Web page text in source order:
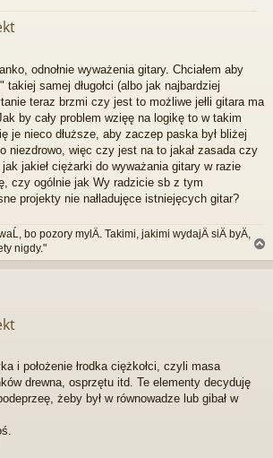
odnołnie wyważenia gitary. Chciałem aby
takiej samej długołci (albo jak najbardziej
teraz brzmi czy jest to możliwe jełli gitara ma
by cały problem wzięę na logikę to w takim
je nieco dłuższe, aby zaczep paska był bliżej
niezdrowo, więc czy jest na to jakał zasada czy
jakieł ciężarki do wyważania gitary w razie
czy ogólnie jak Wy radzicie sb z tym
projekty nie nałladujęce istniejęcych gitar?
bo pozory mylÄ. Takimi, jakimi wydajÄ siÄ byÄ,
nigdy."
a
i położenie łrodka ciężkołci, czyli masa
drewna, osprzętu itd. Te elementy decyduję
żeby był w równowadze lub gibał w